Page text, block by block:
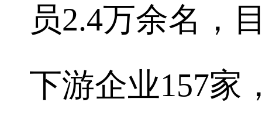
员2.4万余名，
下游企业157家